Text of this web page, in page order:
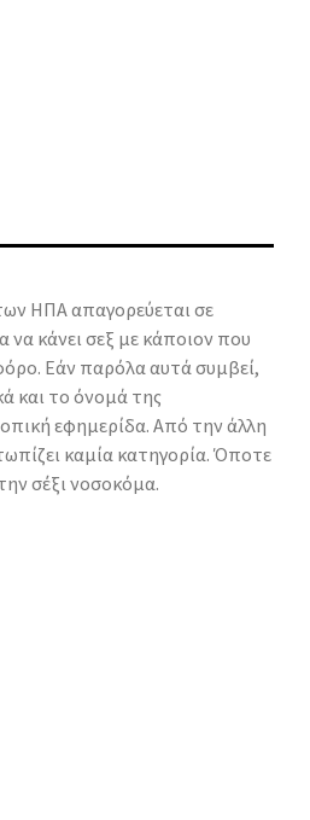
ΗΠΑ απαγορεύεται σε
να κάνει σεξ με κάποιον που
Εάν παρόλα αυτά συμβεί,
και το όνομά της
εφημερίδα. Από την άλλη
καμία κατηγορία. Όποτε
σέξι νοσοκόμα.